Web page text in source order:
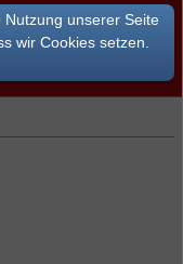
Nutzung unserer Seite
wir Cookies setzen.